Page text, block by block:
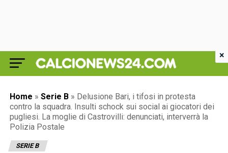
Home » Serie B » Delusione Bari, i tifosi in protesta
contro la squadra. Insulti schock sui social ai giocatori dei
pugliesi. La moglie di Castrovilli: denunciati, interverrà la
Polizia Postale
SERIE B
×